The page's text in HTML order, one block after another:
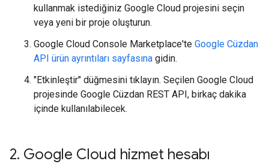
kullanmak istediğiniz Google Cloud projesini seçin
veya yeni bir proje oluşturun.
Google Cloud Console Marketplace'te Google Cüzdan
API ürün ayrıntıları sayfasına gidin.
"Etkinleştir" düğmesini tıklayın. Seçilen Google Cloud
projesinde Google Cüzdan REST API, birkaç dakika
içinde kullanılabilecek.
2. Google Cloud hizmet hesabı